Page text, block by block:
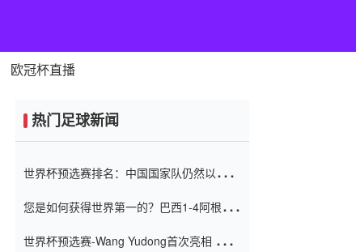
欧冠杯直播
热门足球新闻
世界杯预选赛排名：中国国家队仍然以6分
您是如何获得世界第一的？巴西1-4阿根
世界杯预选赛-Wang Yudong首次亮相 中国